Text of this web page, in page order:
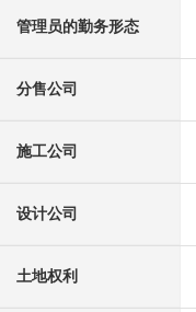
管理员的勤务形态
分售公司
施工公司
设计公司
土地权利